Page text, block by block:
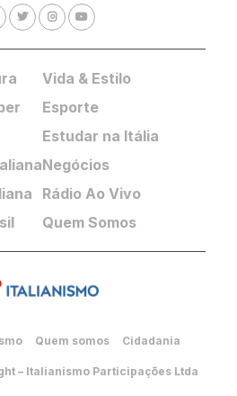
Vida & Estilo
Esporte
Estudar na Itália
Negócios
Rádio Ao Vivo
Quem Somos
Quem somos Cidadania
– Italianismo Participações Ltda